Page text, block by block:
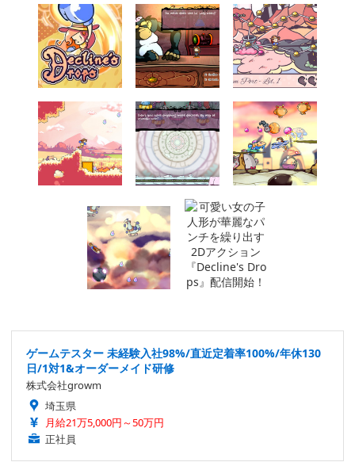
ゲームテスター 未経験入社98%/直近定着率100%/年休130
日/1対1&オーダーメイド研修
株式会社growm
埼玉県
月給21万5,000円～50万円
正社員